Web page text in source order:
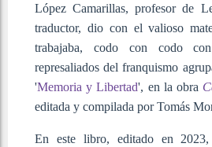
López Camarillas, profesor de
traductor, dio con el valioso
trabajaba, codo con codo
represaliados del franquismo
'Memoria y Libertad', en la obra
editada y compilada por Tomás
En este libro, editado en 2023,